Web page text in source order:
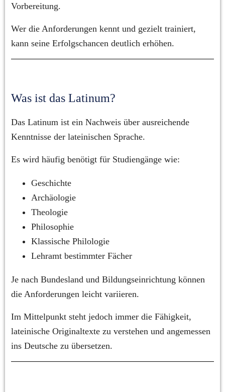
Vorbereitung.
Wer die Anforderungen kennt und gezielt trainiert,
kann seine Erfolgschancen deutlich erhöhen.
Was ist das Latinum?
Das Latinum ist ein Nachweis über ausreichende
Kenntnisse der lateinischen Sprache.
Es wird häufig benötigt für Studiengänge wie:
Geschichte
Archäologie
Theologie
Philosophie
Klassische Philologie
Lehramt bestimmter Fächer
Je nach Bundesland und Bildungseinrichtung können
die Anforderungen leicht variieren.
Im Mittelpunkt steht jedoch immer die Fähigkeit,
lateinische Originaltexte zu verstehen und angemessen
ins Deutsche zu übersetzen.